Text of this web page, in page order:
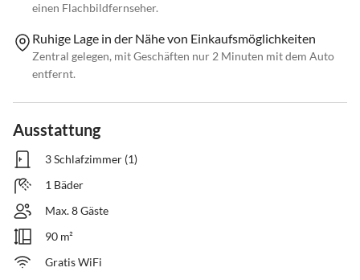
einen Flachbildfernseher.
Ruhige Lage in der Nähe von Einkaufsmöglichkeiten
Zentral gelegen, mit Geschäften nur 2 Minuten mit dem Auto
entfernt.
Ausstattung
3 Schlafzimmer (1)
1 Bäder
Max. 8 Gäste
90 m²
Gratis WiFi